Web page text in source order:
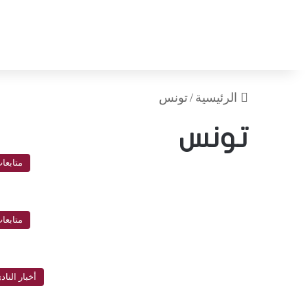
الرئيسية /تونس
تونس
أخبار